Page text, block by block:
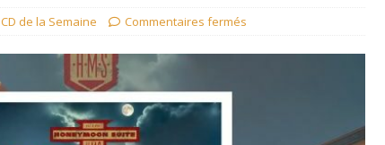
CD de la Semaine Commentaires fermés